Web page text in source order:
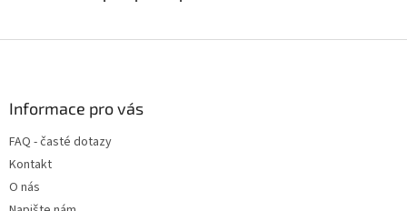
Informace pro vás
FAQ - časté dotazy
Kontakt
O nás